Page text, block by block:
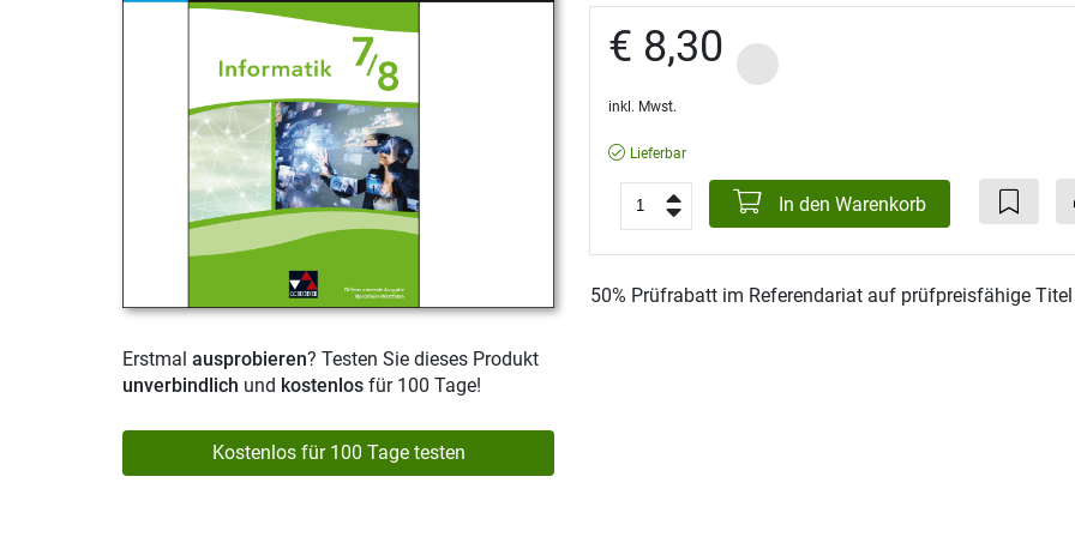
Erstmal ausprobieren? Testen Sie dieses Produkt
unverbindlich und kostenlos für 100 Tage!
Kostenlos für 100 Tage testen
€ 8,30
inkl. Mwst.
Lieferbar
In den Warenkorb
50% Prüfrabatt im Referendariat auf prüfpreisfähige